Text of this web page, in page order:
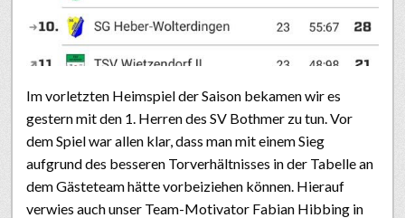
Im vorletzten Heimspiel der Saison bekamen wir es
gestern mit den 1. Herren des SV Bothmer zu tun. Vor
dem Spiel war allen klar, dass man mit einem Sieg
aufgrund des besseren Torverhältnisses in der Tabelle an
dem Gästeteam hätte vorbeiziehen können. Hierauf
verwies auch unser Team-Motivator Fabian Hibbing in